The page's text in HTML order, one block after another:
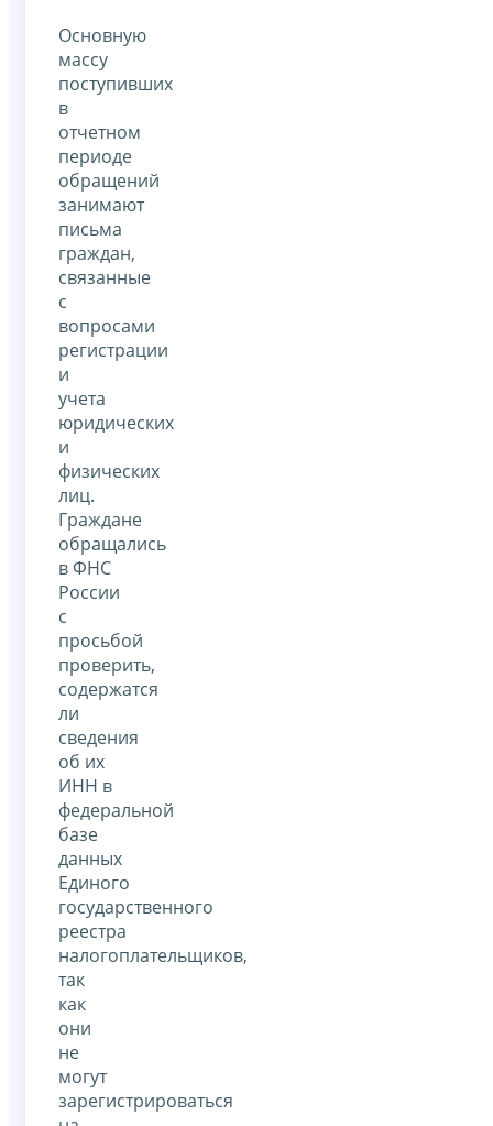
Основную
массу
поступивших
в
отчетном
периоде
обращений
занимают
письма
граждан,
связанные
с
вопросами
регистрации
и
учета
юридических
и
физических
лиц.
Граждане
обращались
в ФНС
России
с
просьбой
проверить,
содержатся
ли
сведения
об их
ИНН в
федеральной
базе
данных
Единого
государственного
реестра
налогоплательщиков,
так
как
они
не
могут
зарегистрироваться